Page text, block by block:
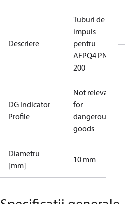
Descriere
Tuburi de
impuls
pentru
AFPQ4 PN40
200
DG Indicator
Profile
Not relevant
for
dangerous
goods
Diametru
[mm]
10 mm